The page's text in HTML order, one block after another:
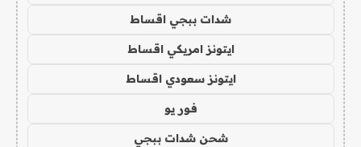
شدات ببجي اقساط
ايتونز امريكي اقساط
ايتونز سعودي اقساط
فور يو
شحن شدات ببجي